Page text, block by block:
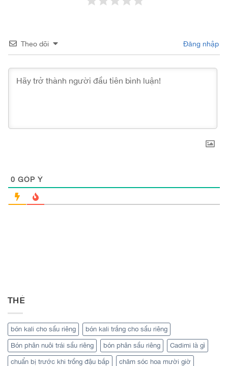
Theo dõi Đăng nhập
0 GÓP Ý
THẺ
bón kali cho sầu riêng bón kali trắng cho sầu riêng
Bón phân nuôi trái sầu riêng bón phân sầu riêng Cadimi là gì
chuẩn bị trước khi trồng đậu bắp chăm sóc hoa mười giờ